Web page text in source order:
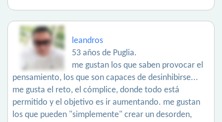
leandros
53 años de Puglia.
me gustan los que saben provocar el
pensamiento, los que son capaces de desinhibirse...
me gusta el reto, el cómplice, donde todo está
permitido y el objetivo es ir aumentando. me gustan
los que pueden "simplemente" crear un desorden,